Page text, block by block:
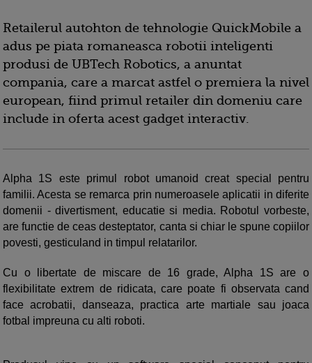
Retailerul autohton de tehnologie QuickMobile a
adus pe piata romaneasca robotii inteligenti
produsi de UBTech Robotics, a anuntat
compania, care a marcat astfel o premiera la nivel
european, fiind primul retailer din domeniu care
include in oferta acest gadget interactiv.
Alpha 1S este primul robot umanoid creat special pentru
familii. Acesta se remarca prin numeroasele aplicatii in diferite
domenii - divertisment, educatie si media. Robotul vorbeste,
are functie de ceas desteptator, canta si chiar le spune copiilor
povesti, gesticuland in timpul relatarilor.
Cu o libertate de miscare de 16 grade, Alpha 1S are o
flexibilitate extrem de ridicata, care poate fi observata cand
face acrobatii, danseaza, practica arte martiale sau joaca
fotbal impreuna cu alti roboti.